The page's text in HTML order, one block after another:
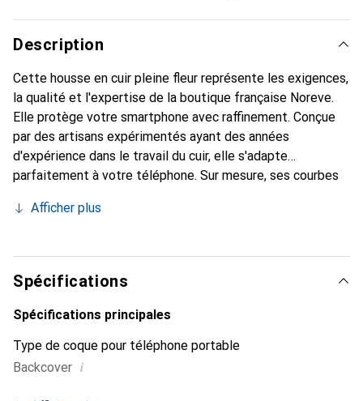
Description
Cette housse en cuir pleine fleur représente les exigences,
la qualité et l'expertise de la boutique française Noreve.
Elle protège votre smartphone avec raffinement. Conçue
par des artisans expérimentés ayant des années
d'expérience dans le travail du cuir, elle s'adapte
parfaitement à votre téléphone. Sur mesure, ses courbes
devient l'accessoire chic et indispensable pour votre
produits de haute qualité, la marque Noreve est un choix
fiable pour une clientèle exigeante.
Afficher plus
Spécifications
Spécifications principales
Type de coque pour téléphone portable
Backcover i